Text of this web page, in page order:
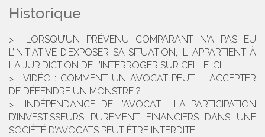
Historique
LORSQU’UN PRÉVENU COMPARANT N’A PAS EU
L’INITIATIVE D’EXPOSER SA SITUATION, IL APPARTIENT À
LA JURIDICTION DE L’INTERROGER SUR CELLE-CI
VIDÉO : COMMENT UN AVOCAT PEUT-IL ACCEPTER
DE DÉFENDRE UN MONSTRE ?
INDÉPENDANCE DE L’AVOCAT : LA PARTICIPATION
D’INVESTISSEURS PUREMENT FINANCIERS DANS UNE
SOCIÉTÉ D’AVOCATS PEUT ÊTRE INTERDITE